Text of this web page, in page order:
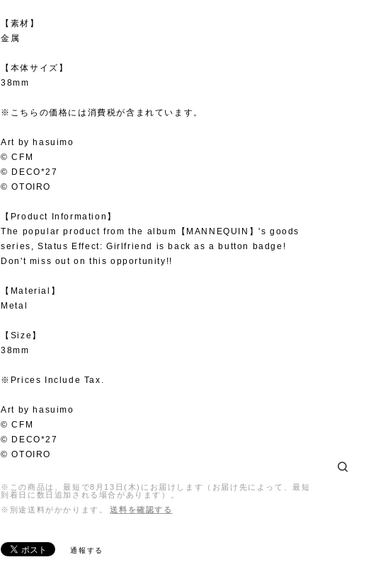
【素材】
金属
【本体サイズ】
38mm
※こちらの価格には消費税が含まれています。
Art by hasuimo
© CFM
© DECO*27
© OTOIRO
【Product Information】
The popular product from the album【MANNEQUIN】's goods
series, Status Effect: Girlfriend is back as a button badge!
Don't miss out on this opportunity!!
【Material】
Metal
【Size】
38mm
※Prices Include Tax.
Art by hasuimo
© CFM
© DECO*27
© OTOIRO
※この商品は、最短で8月13日(木)にお届けします（お届け先によって、最短
到着日に数日追加される場合があります）。
※別途送料がかかります。
送料を確認する
通報する